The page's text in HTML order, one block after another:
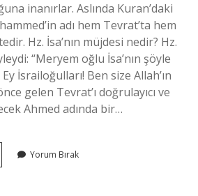
inanırlar. Aslında Kuran’daki
adı hem Tevrat’ta hem
Hz. İsa’nın müjdesi nedir? Hz.
“Meryem oğlu İsa’nın şöyle
İsrailoğulları! Ben size Allah’ın
gelen Tevrat’ı doğrulayıcı ve
Ahmed adında bir…
Yorum Bırak